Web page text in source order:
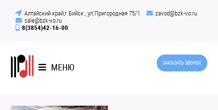
Алтайский край,г.Бийск , ул.Пригородная 75/1
zavod@bzk-vo.ru
sale@bzk-vo.ru
8(3854)42-16-00
МЕНЮ ЗАКАЗАТЬ ЗВОНОК